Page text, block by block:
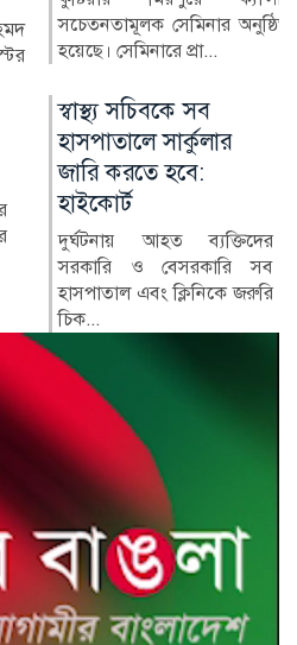
কুষ্টিয়ার মিরপুর উপজেলার সাবেক
নির্বাহী কর্মকর্তা (ইউএনও)
র‍্যাবের পরিবর্তে নতুন
বাহিনী, কী আছে খসড়া
আইনে?
র‍্যাপিড অ্যাকশন ব্যাটালিয়ন
(র‍্যাব) বিলুপ্ত করে স্পেশাল
রেসপন্স ব্যা...